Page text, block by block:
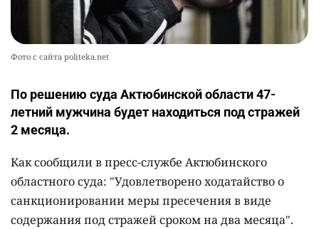
Фото с сайта politeka.net
По решению суда Актюбинской области 47-
летний мужчина будет находиться под стражей
2 месяца.
Как сообщили в пресс-службе Актюбинского
областного суда: "Удовлетворено ходатайство о
санкционировании меры пресечения в виде
содержания под стражей сроком на два месяца".